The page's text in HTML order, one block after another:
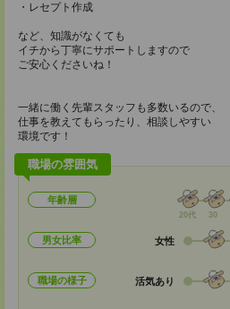
・レセプト作成
など、知識がなくても
イチから丁寧にサポートしますので
ご安心くださいね！
一緒に働く先輩スタッフも多数いるので、
仕事を教えてもらったり、相談しやすい
環境です！
職場の雰囲気
年齢層
20代 30
男女比率 女性
職場の様子 活気あり